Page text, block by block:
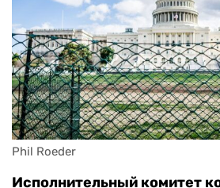
Phil Roeder
Исполнительный комитет